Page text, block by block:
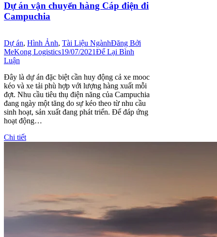
Dự án vận chuyển hàng Cáp điện đi
Campuchia
Dự án, Hình Ảnh, Tài Liệu NgànhĐăng Bởi
MeKong Logistics19/07/2021Để Lại Bình
Luận
Đây là dự án đặc biệt cần huy động cả xe mooc
kéo và xe tải phù hợp với lượng hàng xuất mỗi
đợt. Nhu cầu tiêu thụ điện năng của Campuchia
đang ngày một tăng do sự kéo theo từ nhu cầu
sinh hoạt, sản xuất đang phát triển. Để đáp ứng
hoạt động…
Chi tiết